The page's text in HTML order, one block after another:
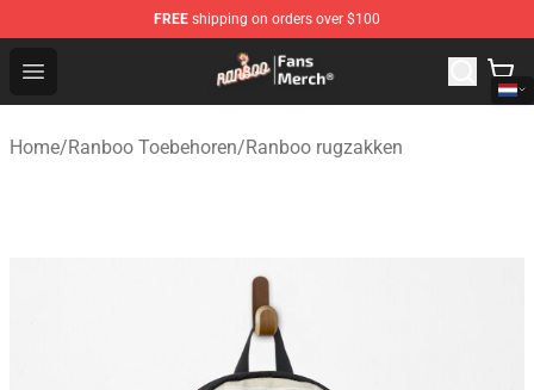
FREE shipping on orders over $100
Open menu
Ranboo Store - Official Ranboo Merchandise Shop
Home/Ranboo Toebehoren/Ranboo rugzakken